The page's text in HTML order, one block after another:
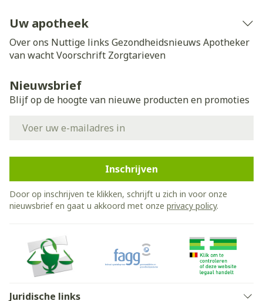
Uw apotheek
Over ons Nuttige links Gezondheidsnieuws Apotheker
van wachtVoorschrift Zorgtarieven
Nieuwsbrief
Blijf op de hoogte van nieuwe producten en promoties
Inschrijven
Door op inschrijven te klikken, schrijft u zich in voor onze
nieuwsbrief en gaat u akkoord met onze privacy policy.
Juridische links